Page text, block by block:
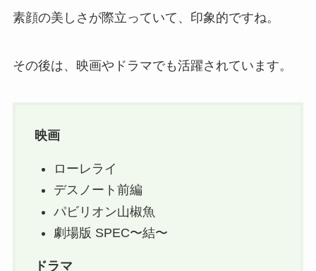
素顔の美しさが際立っていて、印象的ですね。
その後は、映画やドラマでも活躍されています。
映画
ローレライ
デスノート前編
パビリオン山椒魚
劇場版 SPEC〜結〜
ドラマ